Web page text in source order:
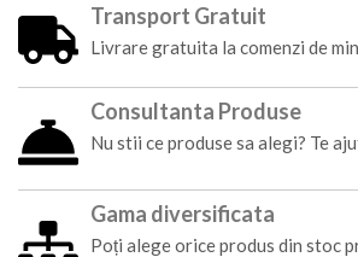
Transport Gratuit
Livrare gratuita la comenzi de
Consultanta Produse
Nu stii ce produse sa alegi? Te
Gama diversificata
Poți alege orice produs din stoc